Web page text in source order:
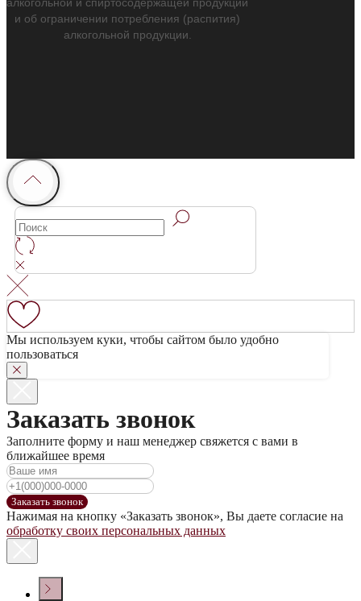
и об ограничении потребления (распития)
алкогольной продукции.
Мы используем куки, чтобы сайтом было удобно
пользоваться
Заказать звонок
Заполните форму и наш менеджер свяжется с вами в
ближайшее время
Заказать звонок
Нажимая на кнопку «Заказать звонок», Вы даете согласие на
обработку своих персональных данных